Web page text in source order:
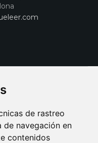
de rastreo
de navegación en
contenidos